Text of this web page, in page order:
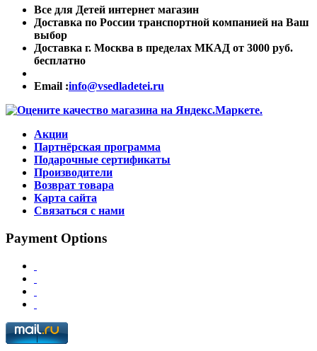
Все для Детей интернет магазин
Доставка по России транспортной компанией на Ваш
выбор
Доставка г. Москва в пределах МКАД от 3000 руб.
бесплатно
Email :info@vsedladetei.ru
Акции
Партнёрская программа
Подарочные сертификаты
Производители
Возврат товара
Карта сайта
Связаться с нами
Payment Options